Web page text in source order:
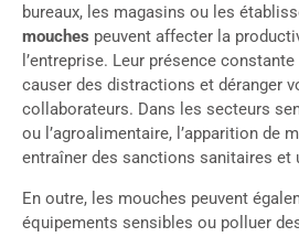
bureaux, les magasins ou les
mouches peuvent affecter la
l’entreprise. Leur présence
causer des distractions et déranger
collaborateurs. Dans les secteurs
ou l’agroalimentaire, l’apparition de
entraîner des sanctions sanitaires et
En outre, les mouches peuvent
équipements sensibles ou polluer